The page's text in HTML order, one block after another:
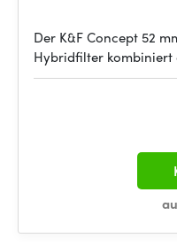
Der K&F Concept 52
Hybridfilter kombiniert